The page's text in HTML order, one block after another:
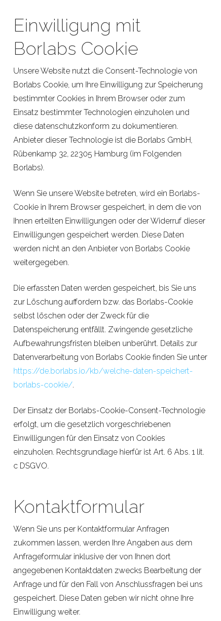
Einwilligung mit
Borlabs Cookie
Unsere Website nutzt die Consent-Technologie von
Borlabs Cookie, um Ihre Einwilligung zur Speicherung
bestimmter Cookies in Ihrem Browser oder zum
Einsatz bestimmter Technologien einzuholen und
diese datenschutzkonform zu dokumentieren.
Anbieter dieser Technologie ist die Borlabs GmbH,
Rübenkamp 32, 22305 Hamburg (im Folgenden
Borlabs).
Wenn Sie unsere Website betreten, wird ein Borlabs-
Cookie in Ihrem Browser gespeichert, in dem die von
Ihnen erteilten Einwilligungen oder der Widerruf dieser
Einwilligungen gespeichert werden. Diese Daten
werden nicht an den Anbieter von Borlabs Cookie
weitergegeben.
Die erfassten Daten werden gespeichert, bis Sie uns
zur Löschung auffordern bzw. das Borlabs-Cookie
selbst löschen oder der Zweck für die
Datenspeicherung entfällt. Zwingende gesetzliche
Aufbewahrungsfristen bleiben unberührt. Details zur
Datenverarbeitung von Borlabs Cookie finden Sie unter
https://de.borlabs.io/kb/welche-daten-speichert-
borlabs-cookie/.
Der Einsatz der Borlabs-Cookie-Consent-Technologie
erfolgt, um die gesetzlich vorgeschriebenen
Einwilligungen für den Einsatz von Cookies
einzuholen. Rechtsgrundlage hierfür ist Art. 6 Abs. 1 lit.
c DSGVO.
Kontaktformular
Wenn Sie uns per Kontaktformular Anfragen
zukommen lassen, werden Ihre Angaben aus dem
Anfrageformular inklusive der von Ihnen dort
angegebenen Kontaktdaten zwecks Bearbeitung der
Anfrage und für den Fall von Anschlussfragen bei uns
gespeichert. Diese Daten geben wir nicht ohne Ihre
Einwilligung weiter.